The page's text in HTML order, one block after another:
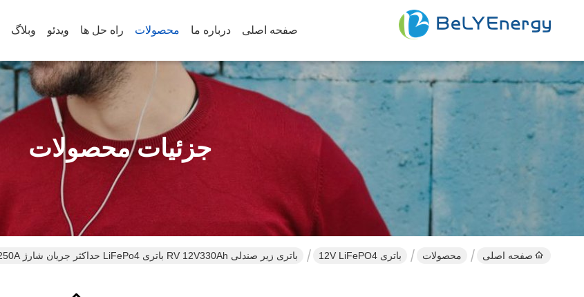
صفحه اصلی درباره ما محصولات راه حل ها ویدئو وبلاگ
جزئیات محصولات
صفحه اصلی محصولات باتری 12V LiFePO4 باتری زیر صندلی RV 12V330Ah باتری LiFePo4 حداکثر جریان شارژ 250A انرژی 4224Wh طراحی شده برای برق پشتیبان و وسایل نقلیه الکتریکی